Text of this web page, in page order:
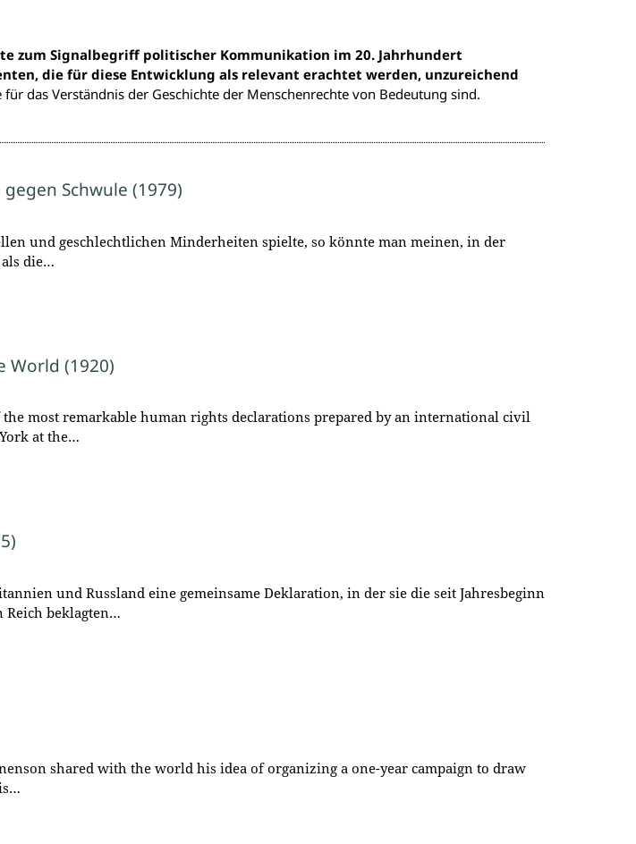
zum Signalbegriff politischer Kommunikation im 20. Jahrhundert
die für diese Entwicklung als relevant erachtet werden, unzureichend
das Verständnis der Geschichte der Menschenrechte von Bedeutung sind.
Schwule (1979)
und geschlechtlichen Minderheiten spielte, so könnte man meinen, in der
als die…
World (1920)
most remarkable human rights declarations prepared by an international civil
at the…
und Russland eine gemeinsame Deklaration, in der sie die seit Jahresbeginn
Reich beklagten…
shared with the world his idea of organizing a one-year campaign to draw